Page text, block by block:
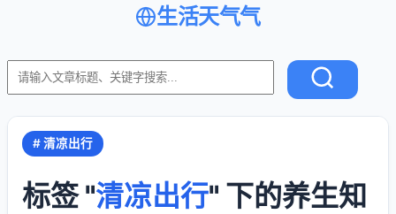
生活天气气
# 清凉出行
标签 "清凉出行" 下的养生知